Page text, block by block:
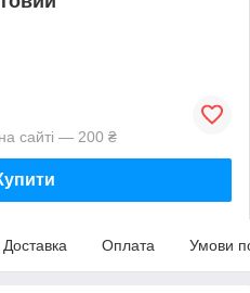
сайті — 200 ₴
Доставка Оплата Умови